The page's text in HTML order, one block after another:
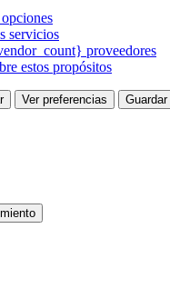
servicios
proveedores
estos propósitos
Ver preferencias